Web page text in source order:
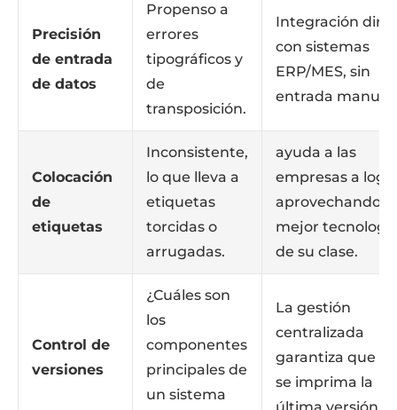
Precisión
de entrada
de datos
Propenso a
errores
tipográficos y
de
transposición.
Integración
con sistemas
ERP/MES, sin
entrada manual.
Colocación
de
etiquetas
Inconsistente,
lo que lleva a
etiquetas
torcidas o
arrugadas.
ayuda a las
empresas a
aprovechando la
mejor
de su clase.
Control de
versiones
¿Cuáles son
los
componentes
principales de
un sistema
La gestión
centralizada
garantiza que
se imprima la